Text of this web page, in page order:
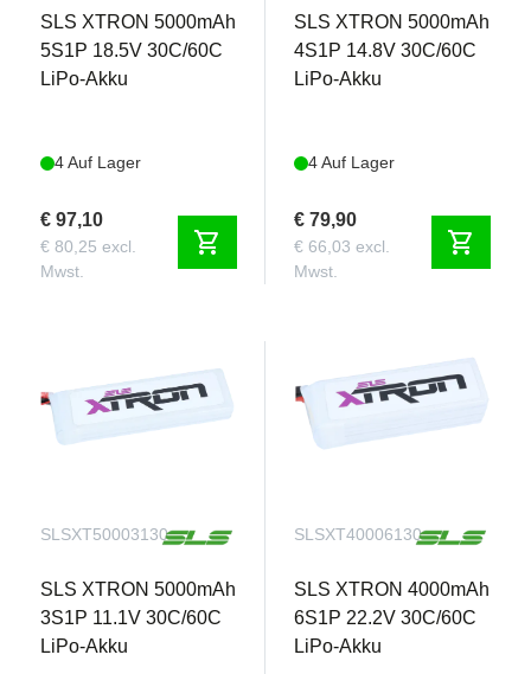
SLS XTRON 5000mAh
5S1P 18.5V 30C/60C
LiPo-Akku
4 Auf Lager
€ 97,10
€ 80,25 excl.
Mwst.
shopping_cart
SLS XTRON 5000mAh
4S1P 14.8V 30C/60C
LiPo-Akku
4 Auf Lager
€ 79,90
€ 66,03 excl.
Mwst.
shopping_cart
SLSXT50003130
SLS XTRON 5000mAh
3S1P 11.1V 30C/60C
LiPo-Akku
SLSXT40006130
SLS XTRON 4000mAh
6S1P 22.2V 30C/60C
LiPo-Akku